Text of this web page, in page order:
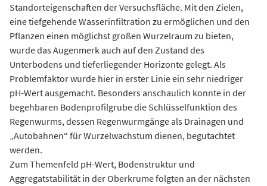
Standorteigenschaften der Versuchsfläche. Mit den Zielen,
eine tiefgehende Wasserinfiltration zu ermöglichen und den
Pflanzen einen möglichst großen Wurzelraum zu bieten,
wurde das Augenmerk auch auf den Zustand des
Unterbodens und tieferliegender Horizonte gelegt. Als
Problemfaktor wurde hier in erster Linie ein sehr niedriger
pH-Wert ausgemacht. Besonders anschaulich konnte in der
begehbaren Bodenprofilgrube die Schlüsselfunktion des
Regenwurms, dessen Regenwurmgänge als Drainagen und
„Autobahnen“ für Wurzelwachstum dienen, begutachtet
werden.
Zum Themenfeld pH-Wert, Bodenstruktur und
Aggregatstabilität in der Oberkrume folgten an der nächsten